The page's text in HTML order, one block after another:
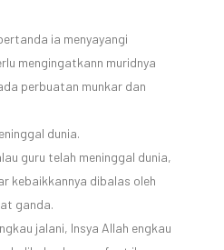
ia menyayangi
mengingatkann muridnya
perbuatan munkar dan
dunia.
guru telah meninggal dunia,
kebaikkannya dibalas oleh
ganda.
jalani, Insya Allah engkau